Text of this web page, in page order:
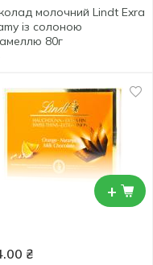
молочний Lindt Exra
із солоною
80г
+
₴